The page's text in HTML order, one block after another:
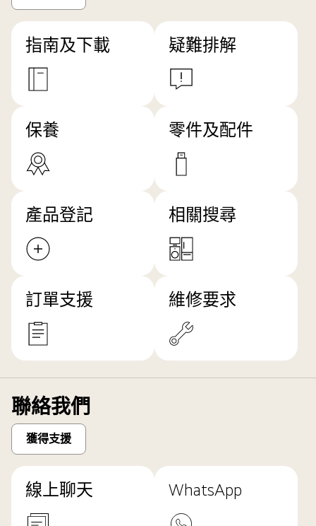
指南及下載 疑難排解
保養 零件及配件
產品登記 相關搜尋
訂單支援 維修要求
聯絡我們
獲得支援
線上聊天 WhatsApp